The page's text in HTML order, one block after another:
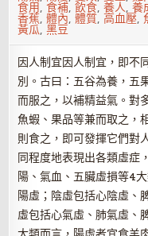
食用,食補,飲食,養人,養
香蕉,體內,體質,高血壓,
黃瓜,黑豆
因人制宜因人制宜，即不
別。古曰：五谷為養，五
而服之，以補精益氣。對
魚蝦、果品等兼而取之，
則食之，即可發揮它們對
同程度地表現出各類虛症
陽、氣血、五臟虛損等4
陽虛；陰虛包括心陰虛、
虛包括心氣虛、肺氣虛、